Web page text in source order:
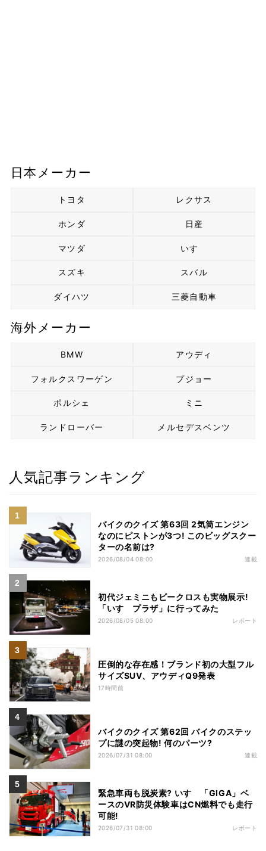
日本メーカー
トヨタ レクサス
ホンダ 日産
マツダ いすゞ
スズキ スバル
ダイハツ 三菱自動車
海外メーカー
BMW アウディ
フォルクスワーゲン プジョー
ポルシェ ミニ
ランドローバー メルセデスベンツ
人気記事ランキング
バイクのクイズ 第63回 2気筒エンジン
なのにピストンが3つ! このビッグスクー
ターの名前は?
2026/08/04 08:00 連載
初代ジェミニもビークロスも実物展示!
「いすゞプラザ」に行ってみた
2026/08/05 08:00 レポート
圧倒的な存在感！ブランド初の大型フル
サイズSUV、アウディQ9発表
17時間前
バイクのクイズ 第62回 バイクのステッ
プに謎の突起物! 何のパーツ?
2026/07/31 08:00 連載
緊急車両も脱炭素? いすゞ「GIGA」ベ
ースのVR防災体験車はCN燃料でも走行
可能!
2026/07/31 08:00 レポート